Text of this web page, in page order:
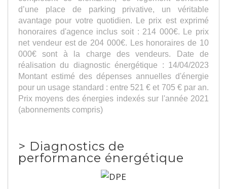
d’une place de parking privative, un véritable
avantage pour votre quotidien. Le prix est exprimé
honoraires d'agence inclus soit : 214 000€. Le prix
net vendeur est de 204 000€. Les honoraires de 10
000€ sont à la charge des vendeurs. Date de
réalisation du diagnostic énergétique : 14/04/2023
Montant estimé des dépenses annuelles d'énergie
pour un usage standard : entre 521 € et 705 € par an.
Prix moyens des énergies indexés sur l'année 2021
(abonnements compris)
> Diagnostics de
performance énergétique